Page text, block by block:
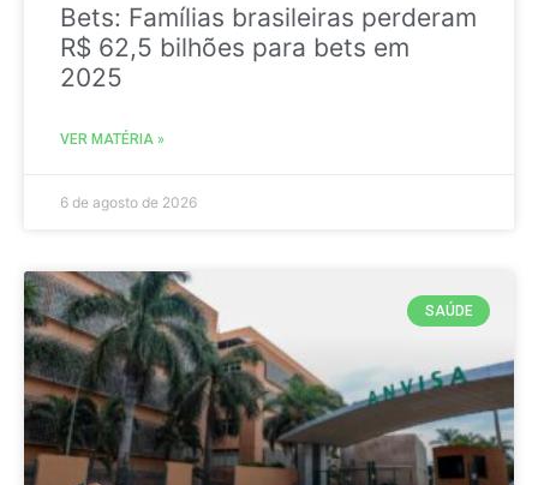
Bets: Famílias brasileiras perderam
R$ 62,5 bilhões para bets em
2025
VER MATÉRIA »
6 de agosto de 2026
SAÚDE